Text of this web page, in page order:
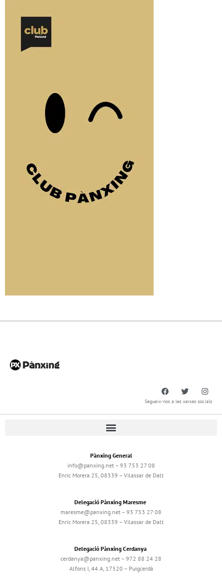
Segueix-nos a les xarxes socials
Pànxing General
info@panxing.net – 93 753 27 08
Enric Morera 25, 08339 – Vilassar de Dalt
Delegació Pànxing Maresme
maresme@panxing.net – 93 753 27 08
Enric Morera 25, 08339 – Vilassar de Dalt
Delegació Pànxing Cerdanya
cerdanya@panxing.net – 972 88 24 28
Alfons I, 44 A, 17520 – Puigcerdà